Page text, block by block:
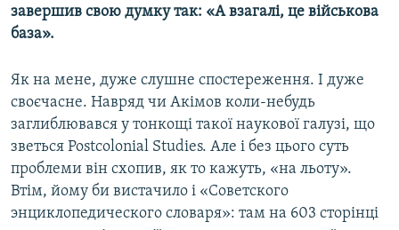
завершив свою думку так: «А взагалі, це військова
база».
Як на мене, дуже слушне спостереження. І дуже
своєчасне. Навряд чи Акімов коли-небудь
заглиблювався у тонкощі такої наукової галузі, що
зветься Postcolonial Studies. Але і без цього суть
проблеми він схопив, як то кажуть, «на льоту».
Втім, йому би вистачило і «Советского
энциклопедического словаря»: там на 603 сторінці